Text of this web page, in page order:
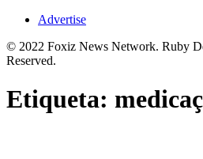
Advertise
© 2022 Foxiz News Network. Ruby
Reserved.
Etiqueta: